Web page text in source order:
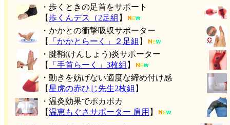
・歩くときの足首をサポート
【歩くんデス（2足組 】
・かかとの衝撃吸収サポーター
【
「かかとらーく」２足組 】
・腱鞘(けんしょう)炎サポーター
【
「手首らーく」3枚組 】
・動きを妨げない適度な締め付け感
【星虎の赤ひじ先生2枚組 】
・温灸効果でポカポカ
【温恵もぐさサポーター 肩用 】